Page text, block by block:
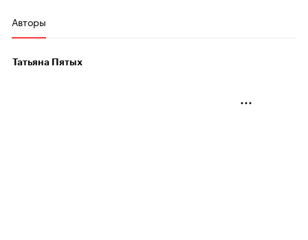
Авторы
Татьяна Пятых